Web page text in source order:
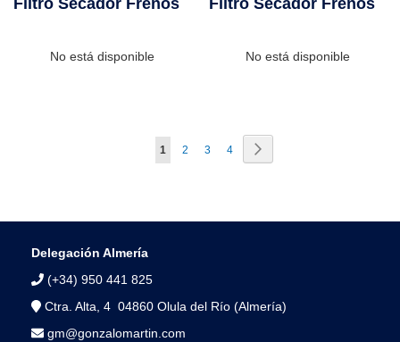
Filtro Secador Frenos
No está disponible
Filtro Secador Frenos
No está disponible
Página
Actualmente
1 Página
2 Página
3 Página
4
Delegación Almería
(+34) 950 441 825
Ctra. Alta, 4 04860 Olula del Río (Almería)
gm@gonzalomartin.com